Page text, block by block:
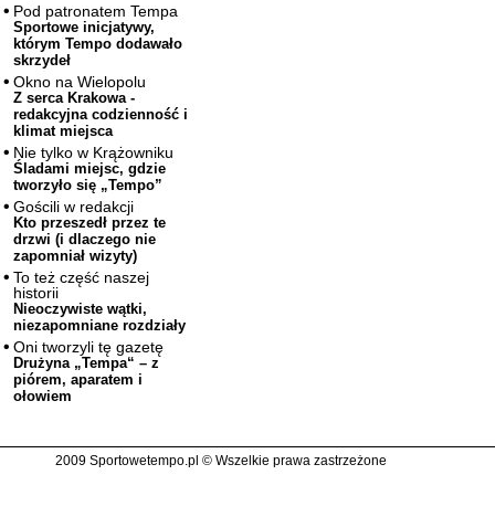
Pod patronatem Tempa
Sportowe inicjatywy,
którym Tempo dodawało
skrzydeł
Okno na Wielopolu
Z serca Krakowa -
redakcyjna codzienność i
klimat miejsca
Nie tylko w Krążowniku
Śladami miejsc, gdzie
tworzyło się „Tempo”
Gościli w redakcji
Kto przeszedł przez te
drzwi (i dlaczego nie
zapomniał wizyty)
To też część naszej
historii
Nieoczywiste wątki,
niezapomniane rozdziały
Oni tworzyli tę gazetę
Drużyna „Tempa“ – z
piórem, aparatem i
ołowiem
2009 Sportowetempo.pl © Wszelkie prawa zastrzeżone